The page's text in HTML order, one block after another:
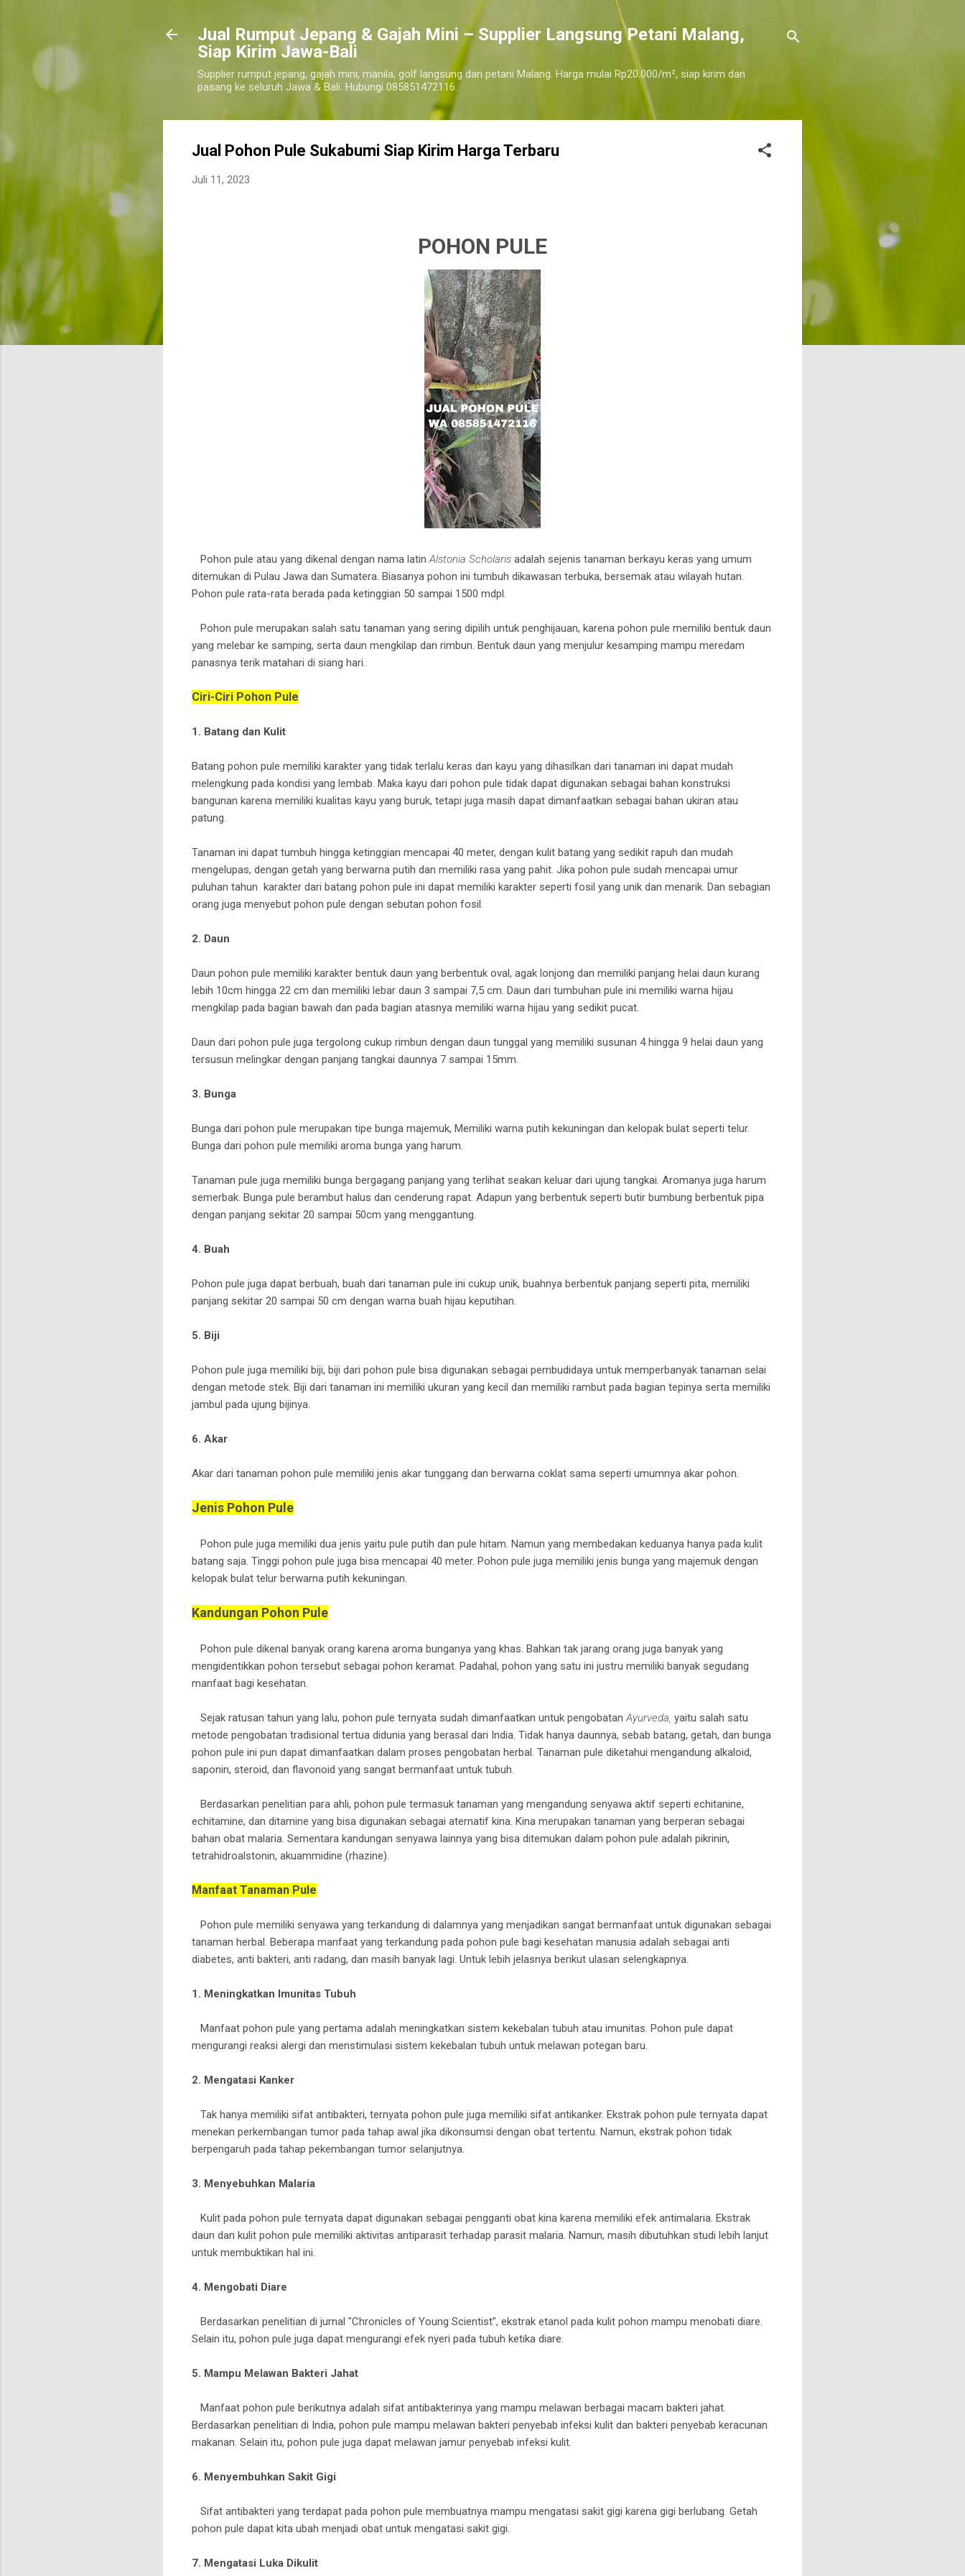
Langsung ke konten utama
​Jual Rumput Jepang & Gajah Mini – Supplier Langsung Petani Malang,
Siap Kirim Jawa-Bali
Supplier rumput jepang, gajah mini, manila, golf langsung dari petani Malang. Harga mulai Rp20.000/m², siap kirim dan
pasang ke seluruh Jawa & Bali. Hubungi 085851472116.
Jual Pohon Pule Sukabumi Siap Kirim Harga Terbaru
Juli 11, 2023
POHON PULE
Pohon pule atau yang dikenal dengan nama latinAlstonia Scholaris adalah sejenis tanaman berkayu keras yang umum
ditemukan di Pulau Jawa dan Sumatera. Biasanya pohon ini tumbuh dikawasan terbuka, bersemak atau wilayah hutan.
Pohon pule rata-rata berada pada ketinggian 50 sampai 1500 mdpl.
Pohon pule merupakan salah satu tanaman yang sering dipilih untuk penghijauan, karena pohon pule memiliki bentuk daun
yang melebar ke samping, serta daun mengkilap dan rimbun. Bentuk daun yang menjulur kesamping mampu meredam
panasnya terik matahari di siang hari.
Ciri-Ciri Pohon Pule
1. Batang dan Kulit
Batang pohon pule memiliki karakter yang tidak terlalu keras dan kayu yang dihasilkan dari tanaman ini dapat mudah
melengkung pada kondisi yang lembab. Maka kayu dari pohon pule tidak dapat digunakan sebagai bahan konstruksi
bangunan karena memiliki kualitas kayu yang buruk, tetapi juga masih dapat dimanfaatkan sebagai bahan ukiran atau
patung.
Tanaman ini dapat tumbuh hingga ketinggian mencapai 40 meter, dengan kulit batang yang sedikit rapuh dan mudah
mengelupas, dengan getah yang berwarna putih dan memiliki rasa yang pahit. Jika pohon pule sudah mencapai umur
puluhan tahun karakter dari batang pohon pule ini dapat memiliki karakter seperti fosil yang unik dan menarik. Dan sebagian
orang juga menyebut pohon pule dengan sebutan pohon fosil.
2. Daun
Daun pohon pule memiliki karakter bentuk daun yang berbentuk oval, agak lonjong dan memiliki panjang helai daun kurang
lebih 10cm hingga 22 cm dan memiliki lebar daun 3 sampai 7,5 cm. Daun dari tumbuhan pule ini memiliki warna hijau
mengkilap pada bagian bawah dan pada bagian atasnya memiliki warna hijau yang sedikit pucat.
Daun dari pohon pule juga tergolong cukup rimbun dengan daun tunggal yang memiliki susunan 4 hingga 9 helai daun yang
tersusun melingkar dengan panjang tangkai daunnya 7 sampai 15mm.
3. Bunga
Bunga dari pohon pule merupakan tipe bunga majemuk, Memiliki warna putih kekuningan dan kelopak bulat seperti telur.
Bunga dari pohon pule memiliki aroma bunga yang harum.
Tanaman pule juga memiliki bunga bergagang panjang yang terlihat seakan keluar dari ujung tangkai. Aromanya juga harum
semerbak. Bunga pule berambut halus dan cenderung rapat. Adapun yang berbentuk seperti butir bumbung berbentuk pipa
dengan panjang sekitar 20 sampai 50cm yang menggantung.
4. Buah
Pohon pule juga dapat berbuah, buah dari tanaman pule ini cukup unik, buahnya berbentuk panjang seperti pita, memiliki
panjang sekitar 20 sampai 50 cm dengan warna buah hijau keputihan.
5. Biji
Pohon pule juga memiliki biji, biji dari pohon pule bisa digunakan sebagai pembudidaya untuk memperbanyak tanaman selai
dengan metode stek. Biji dari tanaman ini memiliki ukuran yang kecil dan memiliki rambut pada bagian tepinya serta memiliki
jambul pada ujung bijinya.
6. Akar
Akar dari tanaman pohon pule memiliki jenis akar tunggang dan berwarna coklat sama seperti umumnya akar pohon.
Jenis Pohon Pule
Pohon pule juga memiliki dua jenis yaitu pule putih dan pule hitam. Namun yang membedakan keduanya hanya pada kulit
batang saja. Tinggi pohon pule juga bisa mencapai 40 meter. Pohon pule juga memiliki jenis bunga yang majemuk dengan
kelopak bulat telur berwarna putih kekuningan.
Kandungan Pohon Pule
Pohon pule dikenal banyak orang karena aroma bunganya yang khas. Bahkan tak jarang orang juga banyak yang
mengidentikkan pohon tersebut sebagai pohon keramat. Padahal, pohon yang satu ini justru memiliki banyak segudang
manfaat bagi kesehatan.
Sejak ratusan tahun yang lalu, pohon pule ternyata sudah dimanfaatkan untuk pengobatanAyurveda, yaitu salah satu
metode pengobatan tradisional tertua didunia yang berasal dari India. Tidak hanya daunnya, sebab batang, getah, dan bunga
pohon pule ini pun dapat dimanfaatkan dalam proses pengobatan herbal. Tanaman pule diketahui mengandung alkaloid,
saponin, steroid, dan flavonoid yang sangat bermanfaat untuk tubuh.
Berdasarkan penelitian para ahli, pohon pule termasuk tanaman yang mengandung senyawa aktif seperti echitanine,
echitamine, dan ditamine yang bisa digunakan sebagai aternatif kina. Kina merupakan tanaman yang berperan sebagai
bahan obat malaria. Sementara kandungan senyawa lainnya yang bisa ditemukan dalam pohon pule adalah pikrinin,
tetrahidroalstonin, akuammidine (rhazine).
Manfaat Tanaman Pule
Pohon pule memiliki senyawa yang terkandung di dalamnya yang menjadikan sangat bermanfaat untuk digunakan sebagai
tanaman herbal. Beberapa manfaat yang terkandung pada pohon pule bagi kesehatan manusia adalah sebagai anti
diabetes, anti bakteri, anti radang, dan masih banyak lagi. Untuk lebih jelasnya berikut ulasan selengkapnya.
1. Meningkatkan Imunitas Tubuh
Manfaat pohon pule yang pertama adalah meningkatkan sistem kekebalan tubuh atau imunitas. Pohon pule dapat
mengurangi reaksi alergi dan menstimulasi sistem kekebalan tubuh untuk melawan potegan baru.
2. Mengatasi Kanker
Tak hanya memiliki sifat antibakteri, ternyata pohon pule juga memiliki sifat antikanker. Ekstrak pohon pule ternyata dapat
menekan perkembangan tumor pada tahap awal jika dikonsumsi dengan obat tertentu. Namun, ekstrak pohon tidak
berpengaruh pada tahap pekembangan tumor selanjutnya.
3. Menyebuhkan Malaria
Kulit pada pohon pule ternyata dapat digunakan sebagai pengganti obat kina karena memiliki efek antimalaria. Ekstrak
daun dan kulit pohon pule memiliki aktivitas antiparasit terhadap parasit malaria. Namun, masih dibutuhkan studi lebih lanjut
untuk membuktikan hal ini.
4. Mengobati Diare
Berdasarkan penelitian di jurnal "Chronicles of Young Scientist", ekstrak etanol pada kulit pohon mampu menobati diare.
Selain itu, pohon pule juga dapat mengurangi efek nyeri pada tubuh ketika diare.
5. Mampu Melawan Bakteri Jahat
Manfaat pohon pule berikutnya adalah sifat antibakterinya yang mampu melawan berbagai macam bakteri jahat.
Berdasarkan penelitian di India, pohon pule mampu melawan bakteri penyebab infeksi kulit dan bakteri penyebab keracunan
makanan. Selain itu, pohon pule juga dapat melawan jamur penyebab infeksi kulit.
6. Menyembuhkan Sakit Gigi
Sifat antibakteri yang terdapat pada pohon pule membuatnya mampu mengatasi sakit gigi karena gigi berlubang. Getah
pohon pule dapat kita ubah menjadi obat untuk mengatasi sakit gigi.
7. Mengatasi Luka Dikulit